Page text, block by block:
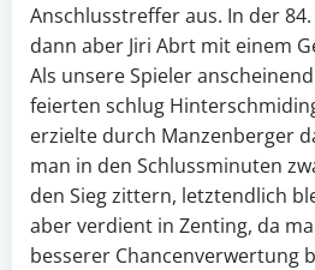
Anschlusstreffer aus. In der
dann aber Jiri Abrt mit einem
Als unsere Spieler
feierten schlug
erzielte durch Manzenberger
man in den Schlussminuten
den Sieg zittern, letztendlich
aber verdient in Zenting, da
besserer Chancenverwertung